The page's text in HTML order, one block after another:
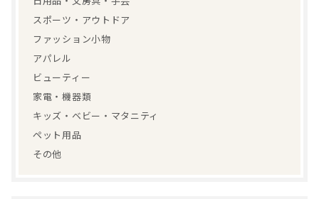
スポーツ・アウトドア
ファッション小物
アパレル
ビューティー
家電・機器類
キッズ・ベビー・マタニティ
ペット用品
その他